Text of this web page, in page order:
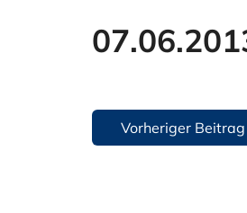
Vorheriger Beitrag